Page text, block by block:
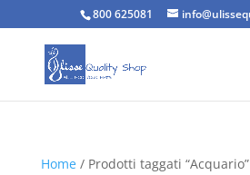
800 625081
Home/ Prodotti taggati “Acquario”